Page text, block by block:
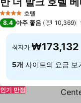
4 성급 호텔
8.4 아주 좋음 10,369
최저가 ₩173,132
5개 사이트의 요금 보
인기 만점